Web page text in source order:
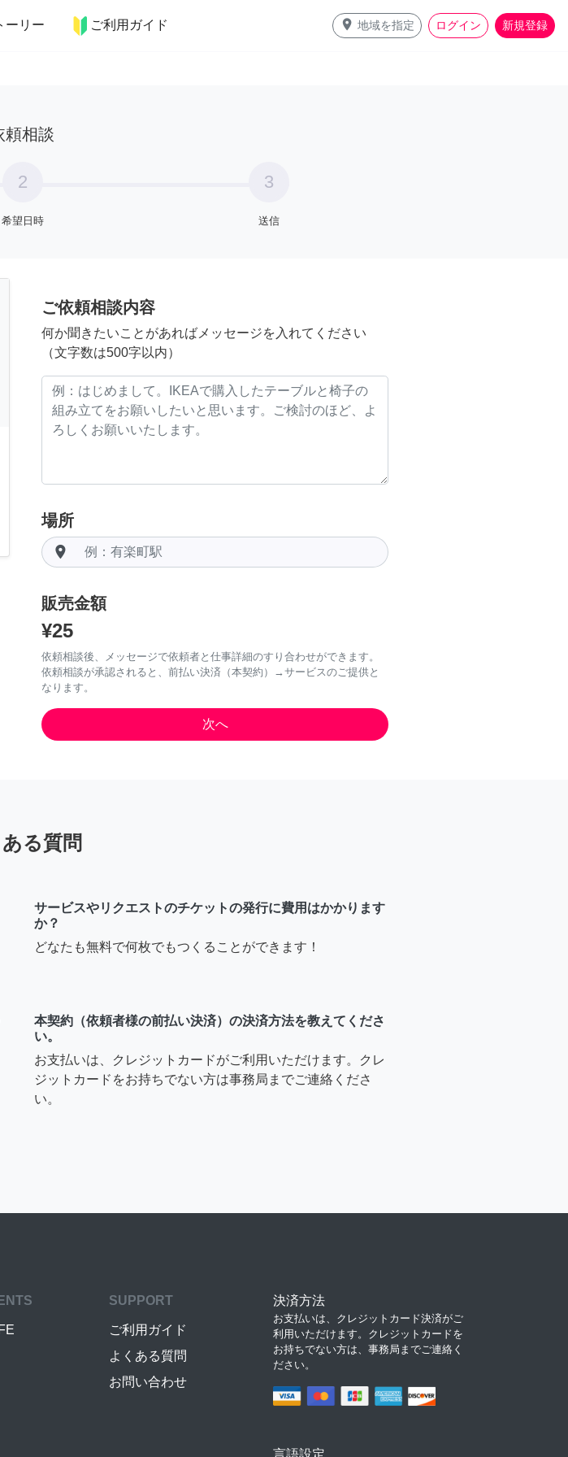
ーリー ご利用ガイド place 地域を指定 ログイン 新規登録
事 ペット 料理
頼相談
2
希望日時
3
送信
ご依頼相談内容
何か聞きたいことがあればメッセージを入れてください
（文字数は500字以内）
場所
room
販売金額
¥25
依頼相談後、メッセージで依頼者と仕事詳細のすり合わせができます。
依頼相談が承認されると、前払い決済（本契約）→サービスのご提供と
なります。
る質問
サービスやリクエストのチケットの発行に費用はかかります
か？
どなたも無料で何枚でもつくることができます！
本契約（依頼者様の前払い決済）の決済方法を教えてくださ
い。
お支払いは、クレジットカードがご利用いただけます。クレ
ジットカードをお持ちでない方は事務局までご連絡くださ
い。
SUPPORT
ご利用ガイド
よくある質問
お問い合わせ
決済方法
お支払いは、クレジットカード決済がご
利用いただけます。クレジットカードを
お持ちでない方は、事務局までご連絡く
ださい。
言語設定